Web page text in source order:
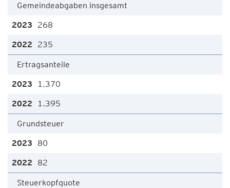
Gemeindeabgaben insgesamt
268
235
Ertragsanteile
1.370
1.395
Grundsteuer
80
82
Steuerkopfquote